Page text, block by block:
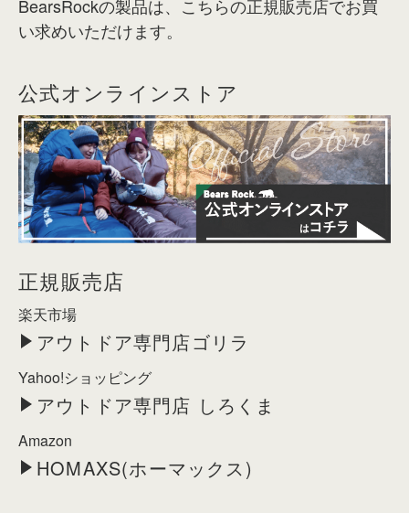
BearsRockの製品は、こちらの正規販売店でお買
い求めいただけます。
公式オンラインストア
正規販売店
楽天市場
アウトドア専門店ゴリラ
Yahoo!ショッピング
アウトドア専門店 しろくま
Amazon
HOMAXS(ホーマックス)